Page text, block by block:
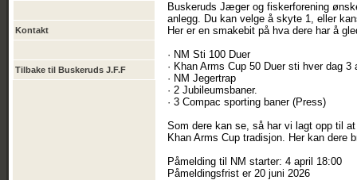
Kontakt
Tilbake til Buskeruds J.F.F
Buskeruds Jæger og fiskerforening
anlegg. Du kan velge å skyte 1, eller
Her er en smakebit på hva dere har å
· NM Sti 100 Duer
· Khan Arms Cup 50 Duer sti hver dag
· NM Jegertrap
· 2 Jubileumsbaner.
· 3 Compac sporting baner (Press)
Som dere kan se, så har vi lagt opp til
Khan Arms Cup tradisjon. Her kan dere
Påmelding til NM starter: 4 april 18:00
Påmeldingsfrist er 20 juni 2026